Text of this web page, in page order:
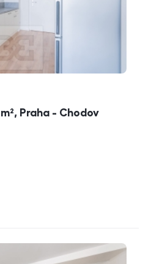
Praha - Chodov